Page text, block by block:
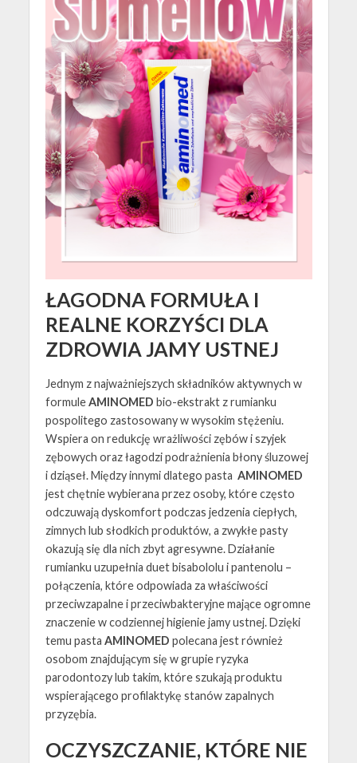
ŁAGODNA FORMUŁA I
REALNE KORZYŚCI DLA
ZDROWIA JAMY USTNEJ
Jednym z najważniejszych składników aktywnych w
formuleAMINOMED bio-ekstrakt z rumianku
pospolitego zastosowany w wysokim stężeniu.
Wspiera on redukcję wrażliwości zębów i szyjek
zębowych oraz łagodzi podrażnienia błony śluzowej
i dziąseł. Między innymi dlatego pasta AMINOMED
jest chętnie wybierana przez osoby, które często
odczuwają dyskomfort podczas jedzenia ciepłych,
zimnych lub słodkich produktów, a zwykłe pasty
okazują się dla nich zbyt agresywne. Działanie
rumianku uzupełnia duet bisabololu i pantenolu –
połączenia, które odpowiada za właściwości
przeciwzapalne i przeciwbakteryjne mające ogromne
znaczenie w codziennej higienie jamy ustnej. Dzięki
temu pasta AMINOMED polecana jest również
osobom znajdującym się w grupie ryzyka
parodontozy lub takim, które szukają produktu
wspierającego profilaktykę stanów zapalnych
przyzębia.
OCZYSZCZANIE, KTÓRE NIE